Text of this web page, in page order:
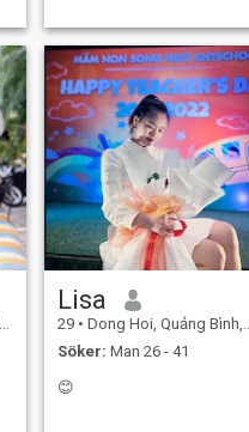
blessings. I'm a government
em
Lisa
29 • Dong Hoi, Quảng Bình, Vietnam
Söker: Man 26 - 41
😊